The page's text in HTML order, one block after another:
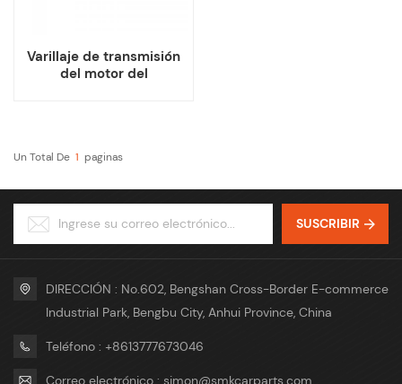
Varillaje de transmisión
del motor del
Un Total De 1 Paginas
SUSCRIBIR
DIRECCIÓN : No.602, Bengshan Cross-Border E-commerce
Industrial Park, Bengbu City, Anhui Province, China
Teléfono : +8613777673046
Correo electrónico : simon@smkcarparts.com